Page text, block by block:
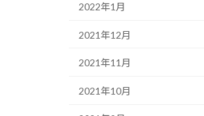
2022年1月
2021年12月
2021年11月
2021年10月